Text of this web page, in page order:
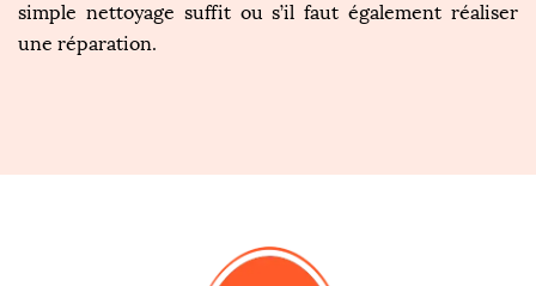
simple nettoyage suffit ou s’il faut également réaliser
une réparation.